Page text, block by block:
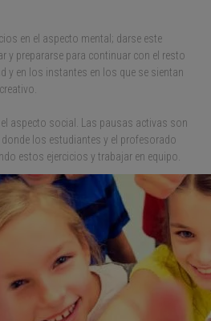
en el aspecto mental; darse este
y prepararse para continuar con el resto
y en los instantes en los que se sientan
aspecto social. Las pausas activas son
los estudiantes y el profesorado
estos ejercicios y trabajar en equipo.